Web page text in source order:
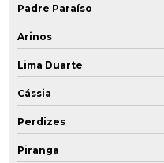
Padre Paraíso
Arinos
Lima Duarte
Cássia
Perdizes
Piranga